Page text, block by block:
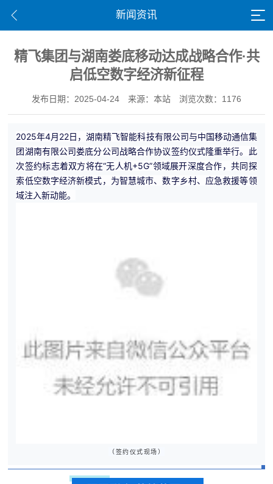
新闻资讯
精飞集团与湖南娄底移动达成战略合作·共
启低空数字经济新征程
发布日期：2025-04-24 来源：本站 浏览次数：1176
2025年4月22日，湖南精飞智能科技有限公司与中国移动通信集
团湖南有限公司娄底分公司战略合作协议签约仪式隆重举行。此
次签约标志着双方将在“无人机+5G”领域展开深度合作，共同探
索低空数字经济新模式，为智慧城市、数字乡村、应急救援等领
域注入新动能。
（签约仪式现场）